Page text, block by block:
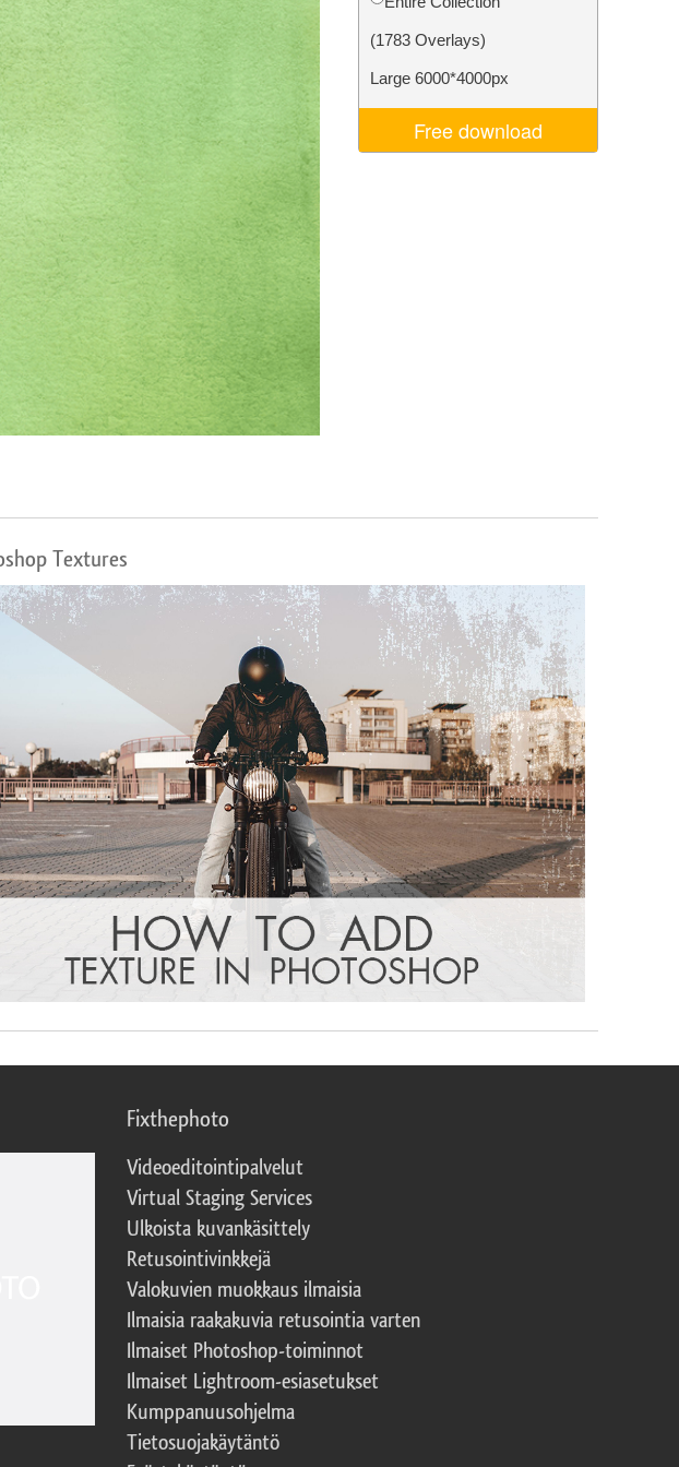
AI-koulutusdata Video Editing Services
(1783 Overlays)
Large 6000*4000px
Free download
Textures
Fixthephoto
Videoeditointipalvelut
Virtual Staging Services
Ulkoista kuvankäsittely
Retusointivinkkejä
Valokuvien muokkaus ilmaisia
Ilmaisia raakakuvia retusointia varten
Ilmaiset Photoshop-toiminnot
Ilmaiset Lightroom-esiasetukset
Kumppanuusohjelma
Tietosuojakäytäntö